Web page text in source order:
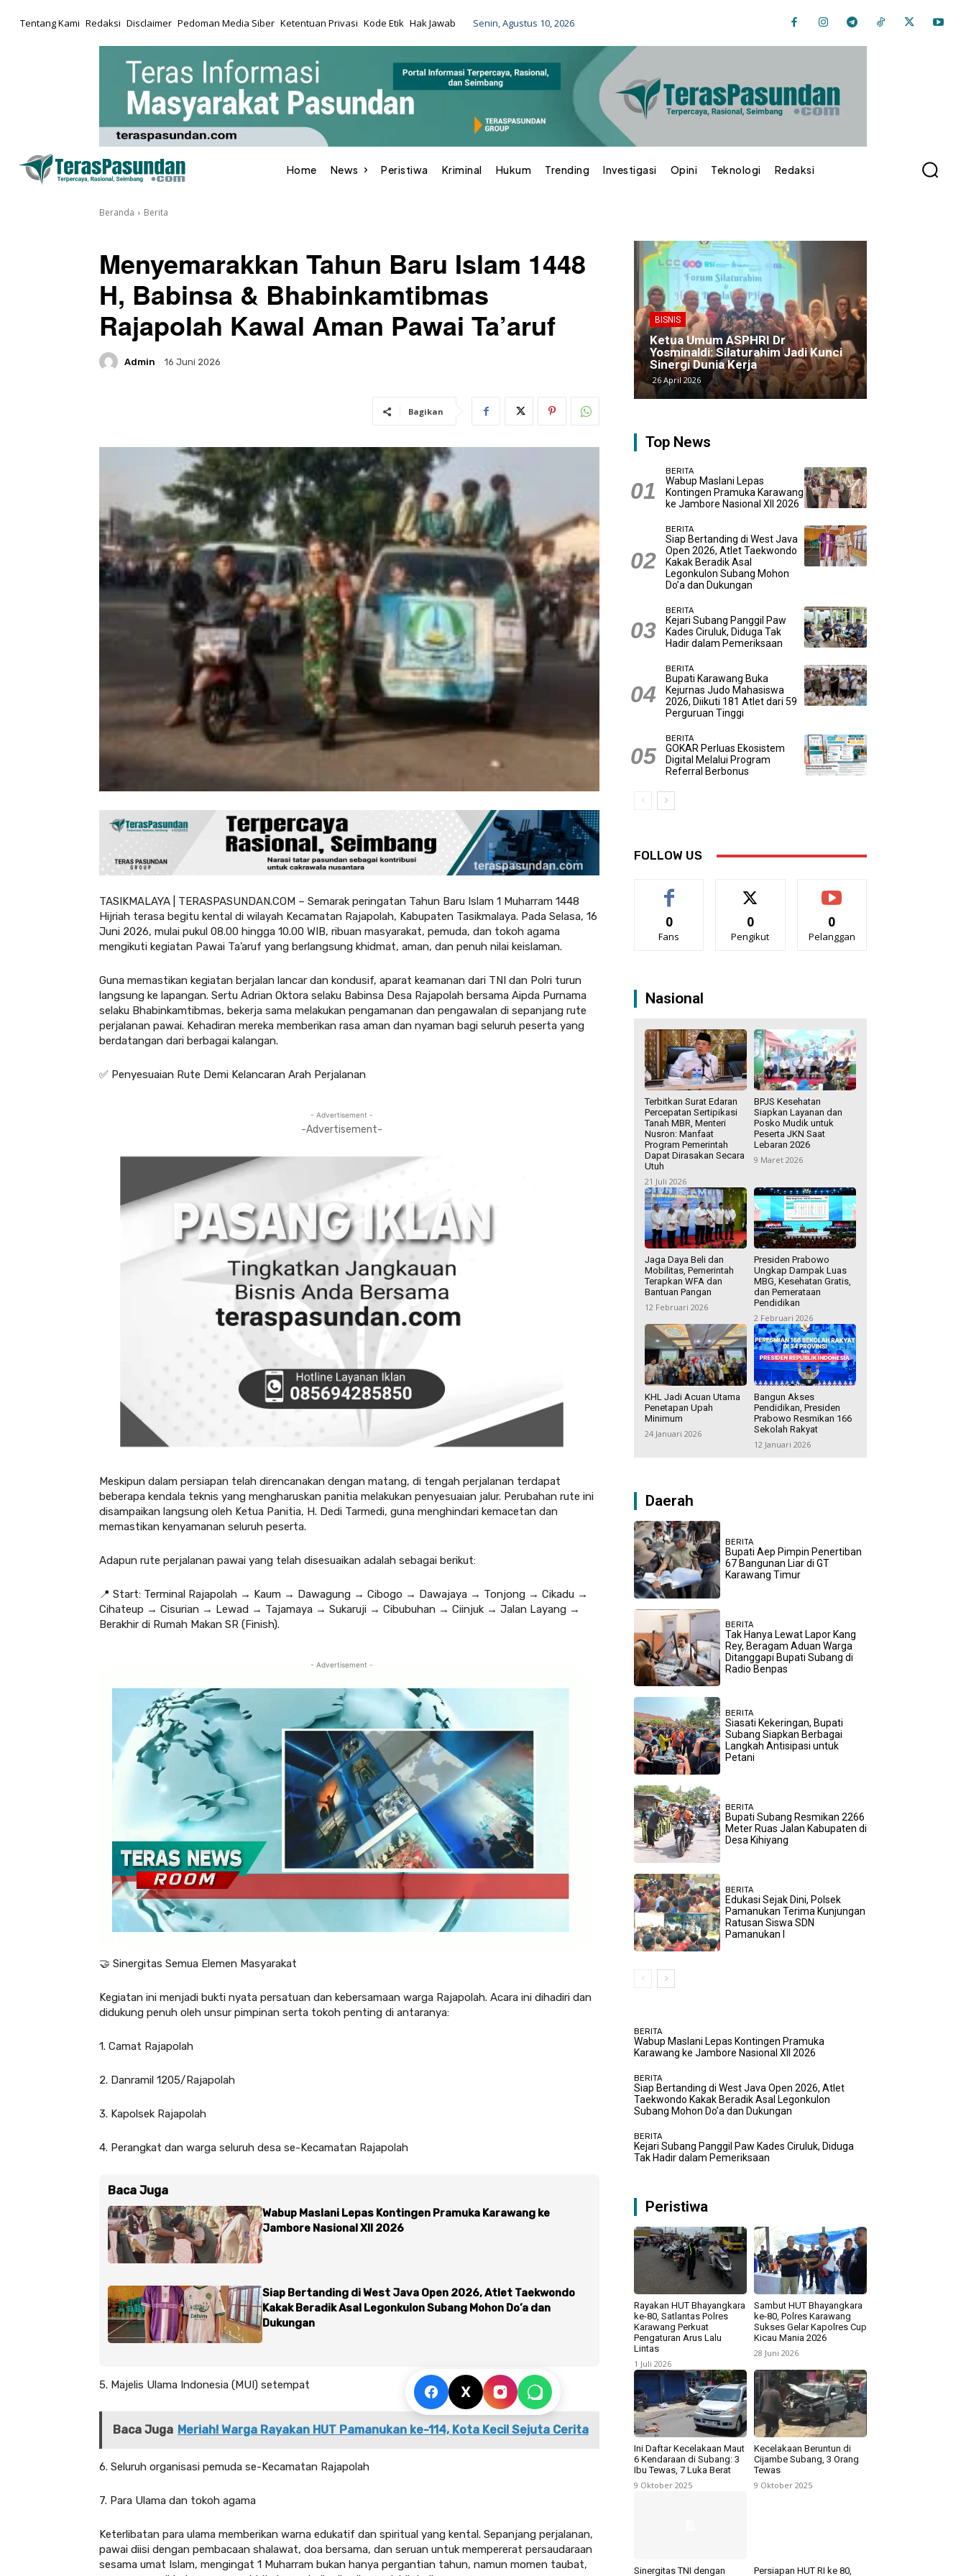
Tentang Kami Redaksi Disclaimer Pedoman Media Siber Ketentuan Privasi Kode Etik Hak Jawab Senin, Agustus 10, 2026
Home News Peristiwa Kriminal Hukum Trending Investigasi Opini Teknologi Redaksi
Beranda Berita
Menyemarakkan Tahun Baru Islam 1448
H, Babinsa & Bhabinkamtibmas
Rajapolah Kawal Aman Pawai Ta’aruf
Admin 16 Juni 2026
Bagikan
TASIKMALAYA | TERASPASUNDAN.COM – Semarak peringatan Tahun Baru Islam 1 Muharram 1448
Hijriah terasa begitu kental di wilayah Kecamatan Rajapolah, Kabupaten Tasikmalaya. Pada Selasa, 16
Juni 2026, mulai pukul 08.00 hingga 10.00 WIB, ribuan masyarakat, pemuda, dan tokoh agama
mengikuti kegiatan Pawai Ta’aruf yang berlangsung khidmat, aman, dan penuh nilai keislaman.
Guna memastikan kegiatan berjalan lancar dan kondusif, aparat keamanan dari TNI dan Polri turun
langsung ke lapangan. Sertu Adrian Oktora selaku Babinsa Desa Rajapolah bersama Aipda Purnama
selaku Bhabinkamtibmas, bekerja sama melakukan pengamanan dan pengawalan di sepanjang rute
perjalanan pawai. Kehadiran mereka memberikan rasa aman dan nyaman bagi seluruh peserta yang
berdatangan dari berbagai kalangan.
✅ Penyesuaian Rute Demi Kelancaran Arah Perjalanan
- Advertisement -
-Advertisement-
Meskipun dalam persiapan telah direncanakan dengan matang, di tengah perjalanan terdapat
beberapa kendala teknis yang mengharuskan panitia melakukan penyesuaian jalur. Perubahan rute ini
disampaikan langsung oleh Ketua Panitia, H. Dedi Tarmedi, guna menghindari kemacetan dan
memastikan kenyamanan seluruh peserta.
Adapun rute perjalanan pawai yang telah disesuaikan adalah sebagai berikut:
📍 Start: Terminal Rajapolah → Kaum → Dawagung → Cibogo → Dawajaya → Tonjong → Cikadu →
Cihateup → Cisurian → Lewad → Tajamaya → Sukaruji → Cibubuhan → Ciinjuk → Jalan Layang →
Berakhir di Rumah Makan SR (Finish).
- Advertisement -
🤝 Sinergitas Semua Elemen Masyarakat
Kegiatan ini menjadi bukti nyata persatuan dan kebersamaan warga Rajapolah. Acara ini dihadiri dan
didukung penuh oleh unsur pimpinan serta tokoh penting di antaranya:
1. Camat Rajapolah
2. Danramil 1205/Rajapolah
3. Kapolsek Rajapolah
4. Perangkat dan warga seluruh desa se-Kecamatan Rajapolah
Baca Juga
Wabup Maslani Lepas Kontingen Pramuka Karawang ke
Jambore Nasional XII 2026
Siap Bertanding di West Java Open 2026, Atlet Taekwondo
Kakak Beradik Asal Legonkulon Subang Mohon Do’a dan
Dukungan
5. Majelis Ulama Indonesia (MUI) setempat
Baca Juga Meriah! Warga Rayakan HUT Pamanukan ke-114, Kota Kecil Sejuta Cerita
6. Seluruh organisasi pemuda se-Kecamatan Rajapolah
7. Para Ulama dan tokoh agama
Keterlibatan para ulama memberikan warna edukatif dan spiritual yang kental. Sepanjang perjalanan,
pawai diisi dengan pembacaan shalawat, doa bersama, dan seruan untuk mempererat persaudaraan
sesama umat Islam, mengingat 1 Muharram bukan hanya pergantian tahun, namun momen taubat,
BERITA
Dr. Yosminaldi Inisiasi Deklarasi
BISNIS
Ketua Umum ASPHRI Dr
Yosminaldi: Silaturahim Jadi Kunci
Sinergi Dunia Kerja
26 April 2026
Top News
BERITA
Wabup Maslani Lepas
Kontingen Pramuka Karawang
ke Jambore Nasional XII 2026
BERITA
Siap Bertanding di West Java
Open 2026, Atlet Taekwondo
Kakak Beradik Asal
Legonkulon Subang Mohon
Do’a dan Dukungan
BERITA
Kejari Subang Panggil Paw
Kades Ciruluk, Diduga Tak
Hadir dalam Pemeriksaan
BERITA
Bupati Karawang Buka
Kejurnas Judo Mahasiswa
2026, Diikuti 181 Atlet dari 59
Perguruan Tinggi
BERITA
GOKAR Perluas Ekosistem
Digital Melalui Program
Referral Berbonus
FOLLOW US
0
Fans
0
Pengikut
0
Pelanggan
Nasional
Terbitkan Surat Edaran
Percepatan Sertipikasi
Tanah MBR, Menteri
Nusron: Manfaat
Program Pemerintah
Dapat Dirasakan Secara
Utuh
21 Juli 2026
BPJS Kesehatan
Siapkan Layanan dan
Posko Mudik untuk
Peserta JKN Saat
Lebaran 2026
9 Maret 2026
Jaga Daya Beli dan
Mobilitas, Pemerintah
Terapkan WFA dan
Bantuan Pangan
12 Februari 2026
Presiden Prabowo
Ungkap Dampak Luas
MBG, Kesehatan Gratis,
dan Pemerataan
Pendidikan
2 Februari 2026
KHL Jadi Acuan Utama
Penetapan Upah
Minimum
24 Januari 2026
Bangun Akses
Pendidikan, Presiden
Prabowo Resmikan 166
Sekolah Rakyat
12 Januari 2026
Daerah
BERITA
Bupati Aep Pimpin Penertiban
67 Bangunan Liar di GT
Karawang Timur
BERITA
Tak Hanya Lewat Lapor Kang
Rey, Beragam Aduan Warga
Ditanggapi Bupati Subang di
Radio Benpas
BERITA
Siasati Kekeringan, Bupati
Subang Siapkan Berbagai
Langkah Antisipasi untuk
Petani
BERITA
Bupati Subang Resmikan 2266
Meter Ruas Jalan Kabupaten di
Desa Kihiyang
BERITA
Edukasi Sejak Dini, Polsek
Pamanukan Terima Kunjungan
Ratusan Siswa SDN
Pamanukan I
BERITA
Wabup Maslani Lepas Kontingen Pramuka
Karawang ke Jambore Nasional XII 2026
BERITA
Siap Bertanding di West Java Open 2026, Atlet
Taekwondo Kakak Beradik Asal Legonkulon
Subang Mohon Do’a dan Dukungan
BERITA
Kejari Subang Panggil Paw Kades Ciruluk, Diduga
Tak Hadir dalam Pemeriksaan
Peristiwa
Rayakan HUT Bhayangkara
ke-80, Satlantas Polres
Karawang Perkuat
Pengaturan Arus Lalu
Lintas
1 Juli 2026
Sambut HUT Bhayangkara
ke-80, Polres Karawang
Sukses Gelar Kapolres Cup
Kicau Mania 2026
28 Juni 2026
Ini Daftar Kecelakaan Maut
6 Kendaraan di Subang: 3
Ibu Tewas, 7 Luka Berat
9 Oktober 2025
Kecelakaan Beruntun di
Cijambe Subang, 3 Orang
Tewas
9 Oktober 2025
Sinergitas TNI dengan
Persiapan HUT RI ke 80,
X